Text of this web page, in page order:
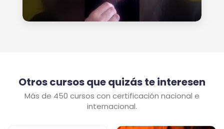
Otros cursos que quizás te interesen
Más de 450 cursos con certificación nacional e
internacional.